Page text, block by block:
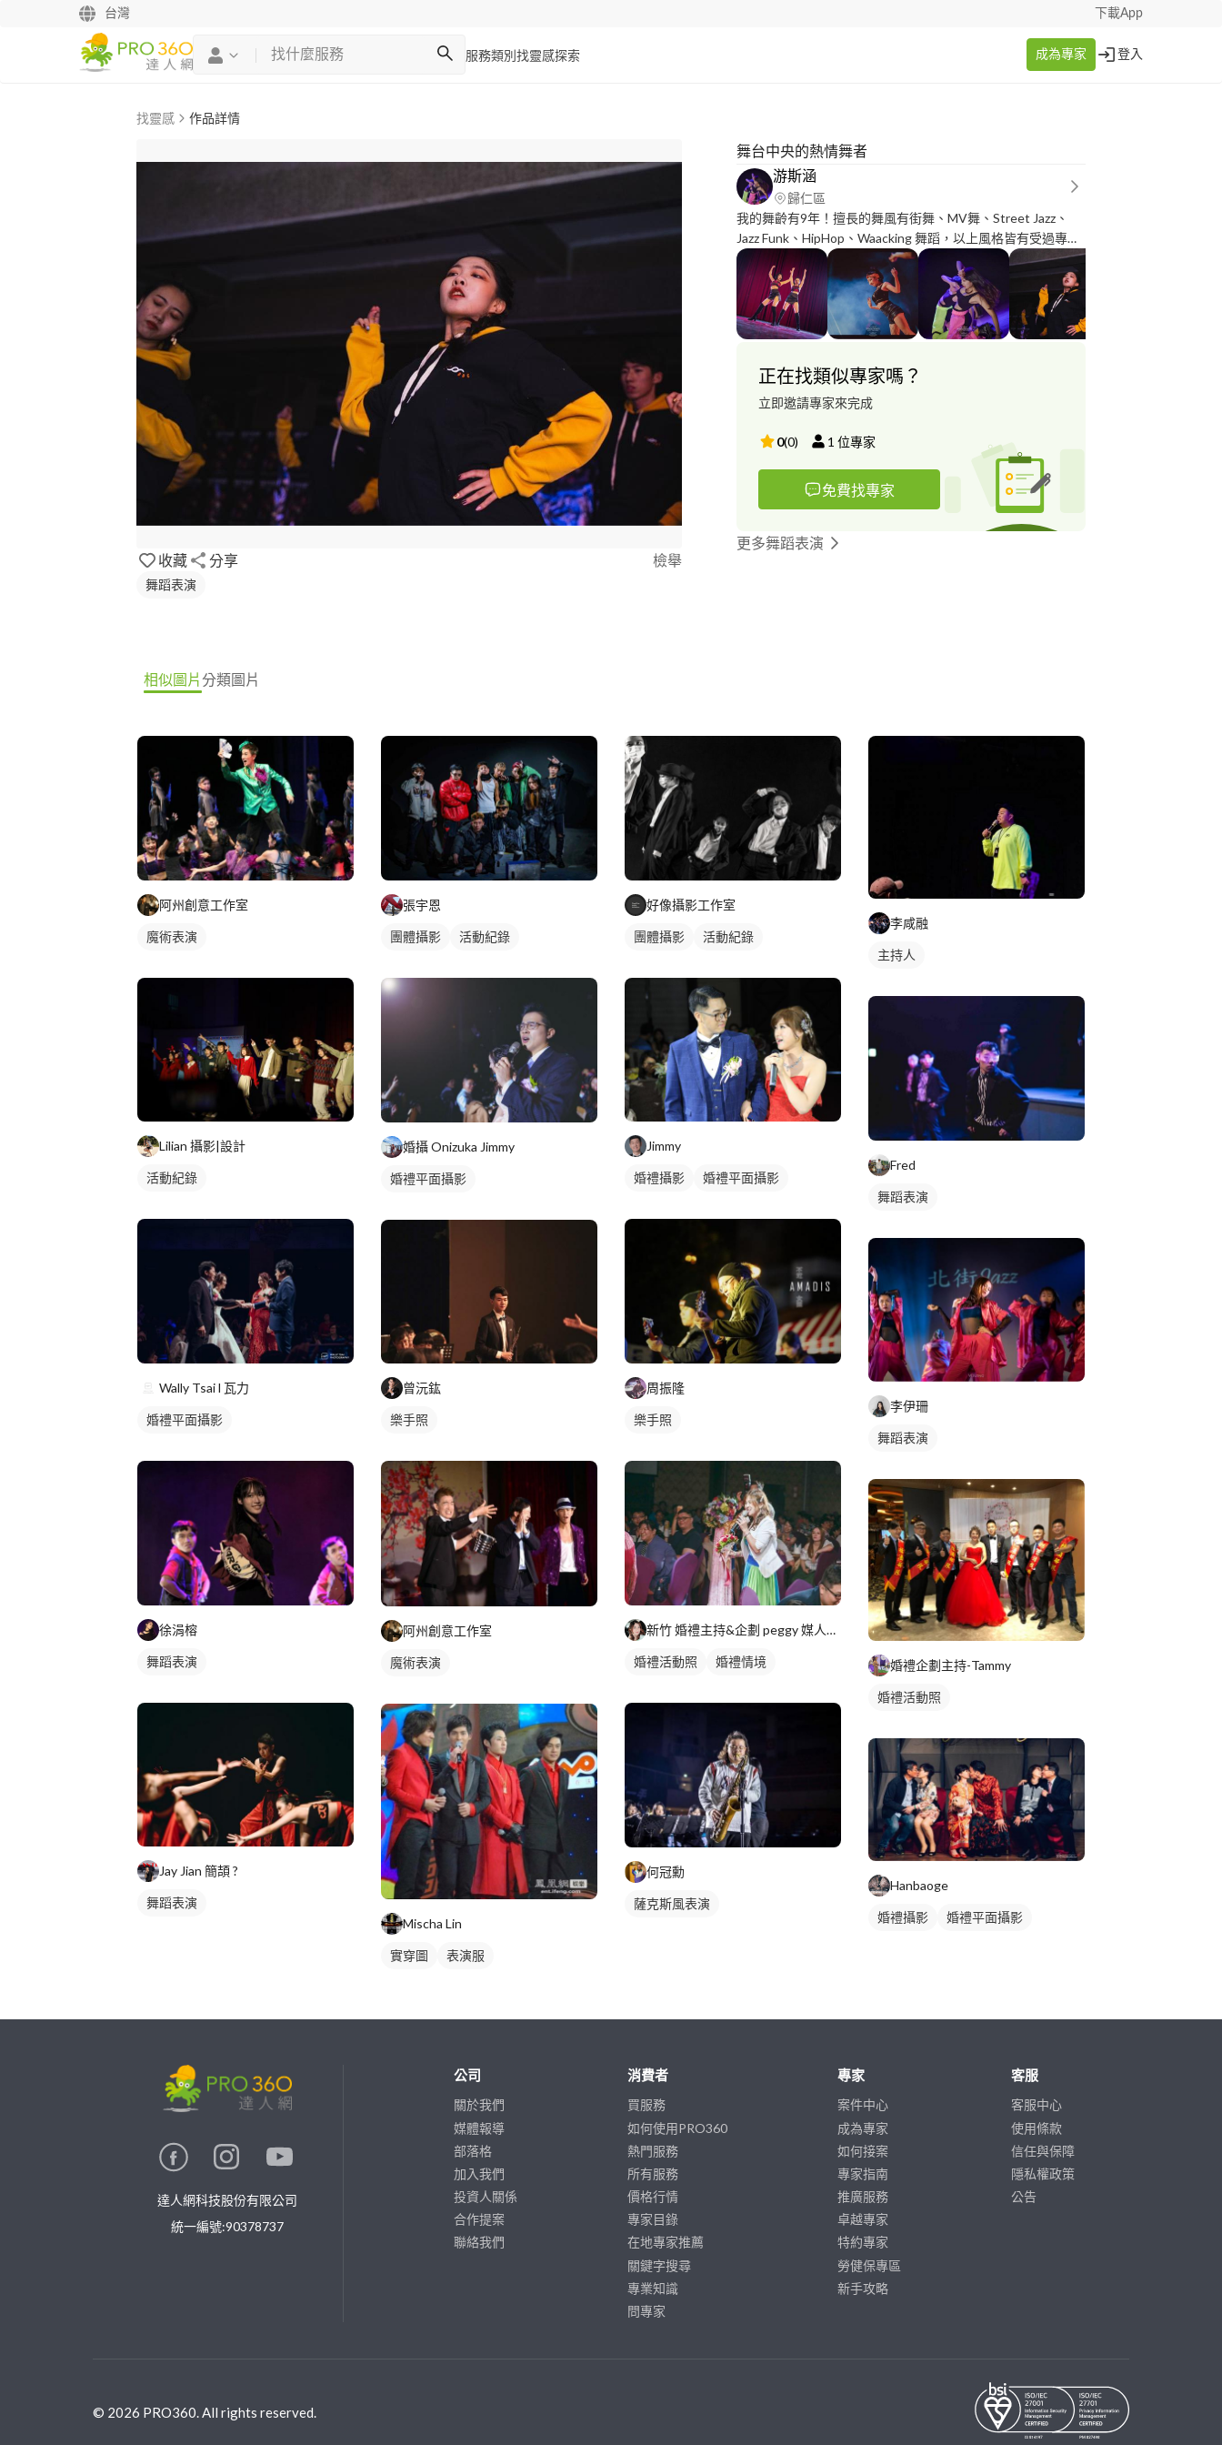
台灣 下載App
服務類別 找靈感探索 成為專家 登入
找靈感 作品詳情
收藏 分享 檢舉
舞蹈表演
舞台中央的熱情舞者
游斯涵
歸仁區
我的舞齡有9年！擅長的舞風有街舞、MV舞、Street Jazz、
Jazz Funk、HipHop、Waacking 舞蹈，以上風格皆有受過專業
的課程訓練。 編排舞蹈是我的專長，有編排過十幾隻的成發表
演，也參加過很多舞蹈相關比賽！ 價格歡迎議價喔！ 團體報名
還可以給你優惠❣️ 因為剛辦帳號還沒有接案的經驗 希望大家多
捧場！ 以上有興趣的舞風歡迎大家詢問哦❣️
正在找類似專家嗎？
立即邀請專家來完成
0(0) 1 位專家
免費找專家
更多舞蹈表演
相似圖片分類圖片
阿州創意工作室
魔術表演
Lilian 攝影|設計
活動紀錄
Wally Tsai l 瓦力
婚禮平面攝影
徐涓榕
舞蹈表演
Jay Jian 簡頡 ?️
舞蹈表演
張宇恩
團體攝影 活動紀錄
婚攝 Onizuka Jimmy
婚禮平面攝影
曾沅鈜
樂手照
阿州創意工作室
魔術表演
Mischa Lin
實穿圖 表演服
好像攝影工作室
團體攝影 活動紀錄
Jimmy
婚禮攝影 婚禮平面攝影
周振隆
樂手照
新竹 婚禮主持&企劃 peggy 媒人沛琪
婚禮活動照 婚禮情境
何冠勳
薩克斯風表演
李咸融
主持人
Fred
舞蹈表演
李伊珊
舞蹈表演
婚禮企劃主持-Tammy
婚禮活動照
Hanbaoge
婚禮攝影 婚禮平面攝影
達人網科技股份有限公司
統一編號:90378737
公司
關於我們
媒體報導
部落格
加入我們
投資人關係
合作提案
聯絡我們
消費者
買服務
如何使用PRO360
熱門服務
所有服務
價格行情
專家目錄
在地專家推薦
關鍵字搜尋
專業知識
問專家
專家
案件中心
成為專家
如何接案
專家指南
推廣服務
卓越專家
特約專家
勞健保專區
新手攻略
客服
客服中心
使用條款
信任與保障
隱私權政策
公告
© 2026 PRO360. All rights reserved.